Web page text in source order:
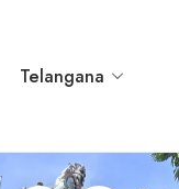
Telangana